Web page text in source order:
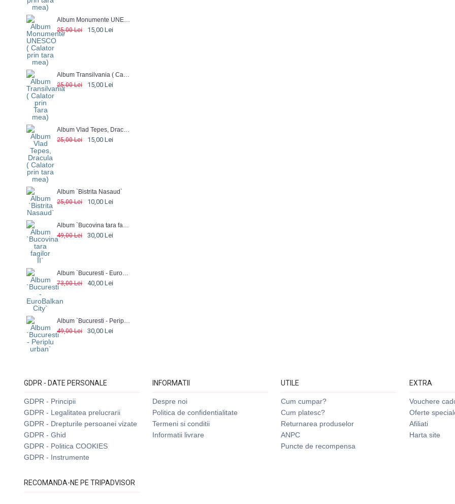
Album Monumente UNESCO ( Calator prin tara mea)
25,00 Lei
15,00 Lei
Album Transilvania ( Calator prin Tara mea)
25,00 Lei
15,00 Lei
Album Vlad Tepes, Dracula ( Calator prin tara mea)
25,00 Lei
15,00 Lei
Album `Bistrita Nasaud`
25,00 Lei
10,00 Lei
Album `Bucovina tara fagilor II`
49,00 Lei
30,00 Lei
Album `Bucuresti - EuroBalkan City`
73,00 Lei
40,00 Lei
Album `Bucuresti - Periplu urban`
49,00 Lei
30,00 Lei
GDPR - DATE PERSONALE
GDPR - Principii
GDPR - Legalitatea prelucrarii
GDPR - Drepturile persoanei vizate
GDPR - Ghid
GDPR - Politica COOKIES
GDPR - Instrumente
INFORMATII
Despre noi
Politica de confidentialitate
Termeni si conditii
Informatii livrare
UTILE
Cum cumpar?
Cum platesc?
Returnarea produselor
ANPC
Puncte de recompensa
EXTRA
Vouchere
Oferte
Afiliati
Harta site
RECOMANDA-NE PE TRIPADVISOR